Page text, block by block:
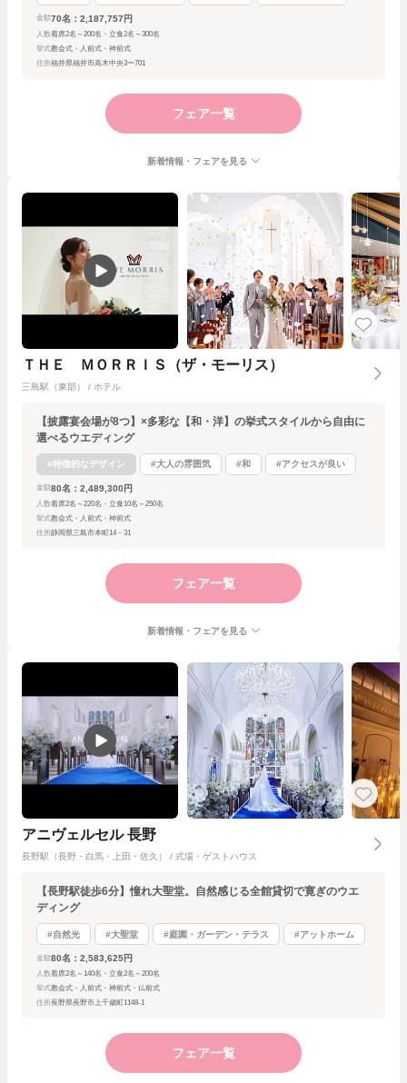
金額 70名：2,187,757円
人数着席2名～200名・立食2名～300名
挙式教会式・人前式・神前式
住所福井県福井市高木中央3ー701
フェア一覧
新着情報・フェアを見る
ＴＨＥ ＭＯＲＲＩＳ（ザ・モーリス）
三島駅（東部） / ホテル
【披露宴会場が8つ】×多彩な【和・洋】の挙式スタイルから自由に
選べるウエディング
#特徴的なデザイン #大人の雰囲気 #和 #アクセスが良い
金額 80名：2,489,300円
人数着席2名～220名・立食10名～250名
挙式教会式・人前式・神前式
住所静岡県三島市本町14－31
フェア一覧
新着情報・フェアを見る
アニヴェルセル 長野
長野駅（長野・白馬・上田・佐久） / 式場・ゲストハウス
【長野駅徒歩6分】憧れ大聖堂。自然感じる全館貸切で寛ぎのウエ
ディング
#自然光 #大聖堂 #庭園・ガーデン・テラス #アットホーム
金額80名：2,583,625円
人数着席2名～140名・立食2名～200名
挙式教会式・人前式・神前式・仏前式
住所長野県長野市上千歳町1148-1
フェア一覧